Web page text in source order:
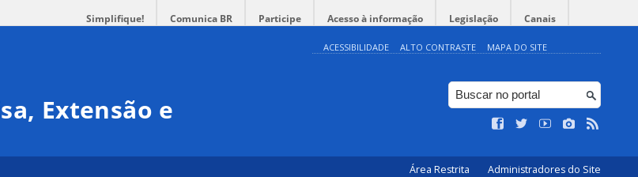
Simplifique! Comunica BR Participe Acesso à informação Legislação Canais
ACESSIBILIDADE ALTO CONTRASTE MAPA DO SITE
Extensão e
Área Restrita Administradores do Site